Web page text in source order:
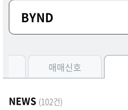
매매신호
NEWS (102건)